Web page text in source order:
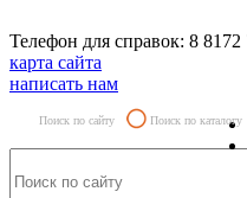
Телефон для справок: 8
карта сайта
написать нам
Поиск по сайту Поиск по каталогу